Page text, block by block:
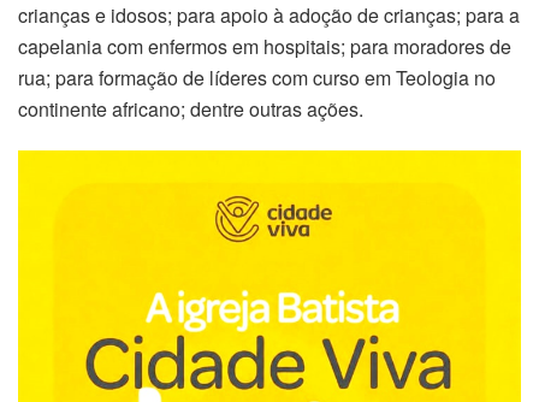
crianças e idosos; para apoio à adoção de crianças; para a
capelania com enfermos em hospitais; para moradores de
rua; para formação de líderes com curso em Teologia no
continente africano; dentre outras ações.